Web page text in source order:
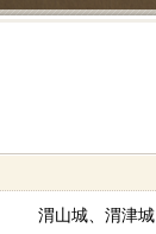
渭山城、渭津城